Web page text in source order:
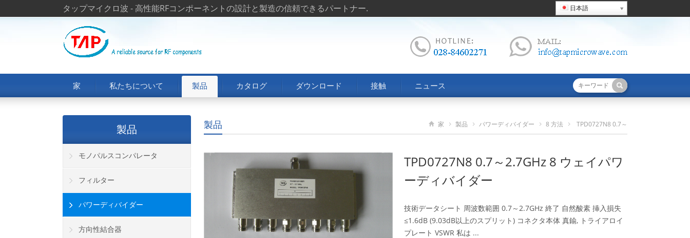
タップマイクロ波 - 高性能RFコンポーネントの設計と製造の信頼できるパートナー. 日本語
家 私たちについて 製品 カタログ ダウンロード 接触 ニュース
製品 家 製品 パワーディバイダー 8 方法 TPD0727N8 0.7～
TPD0727N8 0.7～2.7GHz 8 ウェイパワ
ーディバイダー
技術データシート 周波数範囲 0.7～2.7GHz 終了 自然酸素 挿入損失
≤1.6dB (9.03dB以上のスプリット) コネクタ本体 真鍮, トライアロイ
プレート VSWR 私は ...
製品
モノパルスコンパレータ
フィルター
パワーディバイダー
方向性結合器